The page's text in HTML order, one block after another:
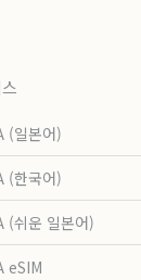
(일본어)
(한국어)
(쉬운 일본어)
eSIM